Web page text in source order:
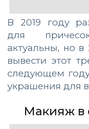
В 2019 году
для
актуальны, но в
вывести этот
следующем
украшения для
Макияж в